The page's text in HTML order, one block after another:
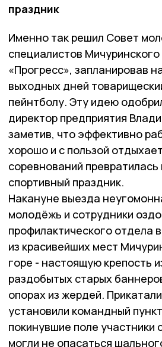
праздник
Именно так решил Совет
специалистов
«Прогресс», запланировав
выходных дней
пейнтболу. Эту идею
директор предприятия
заметив, что эффективно
хорошо и с пользой
соревнований
спортивный праздник.
Накануне выезда
молодёжь и сотрудники
профилактического отдела
из красивейших мест
горе - настоящую крепость
раздобытых старых
опорах из жердей.
установили командный
покинувшие поле участники
могли не опасаться